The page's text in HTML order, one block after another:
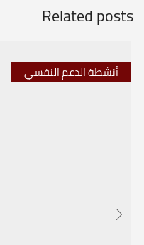
Related posts
أنشطة الدعم النفسي